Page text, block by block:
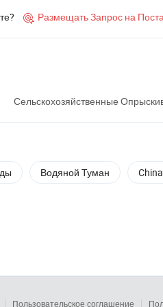
 Размещать Запрос на
Сельскохозяйственные
Водяной Туман
Пользовательское соглашение